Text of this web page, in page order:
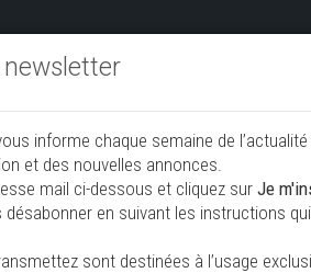
newsletter
informe chaque semaine de
et des nouvelles annonces.
mail ci-dessous et cliquez sur Je
en suivant les instructions
sont destinées à l’usage